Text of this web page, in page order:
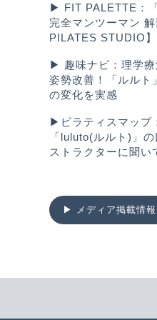
▶︎ FIT PALETTE：
完全マンツーマン
PILATES STUDIO】
▶︎ 趣味ナビ：理学
姿勢改善！「ルルト
の変化を実感
▶︎ ピラティスマップ
「luluto(ルルト)」
ストラクターに聞い
▶︎ メディア掲載情報